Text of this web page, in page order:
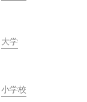
大学
小学校